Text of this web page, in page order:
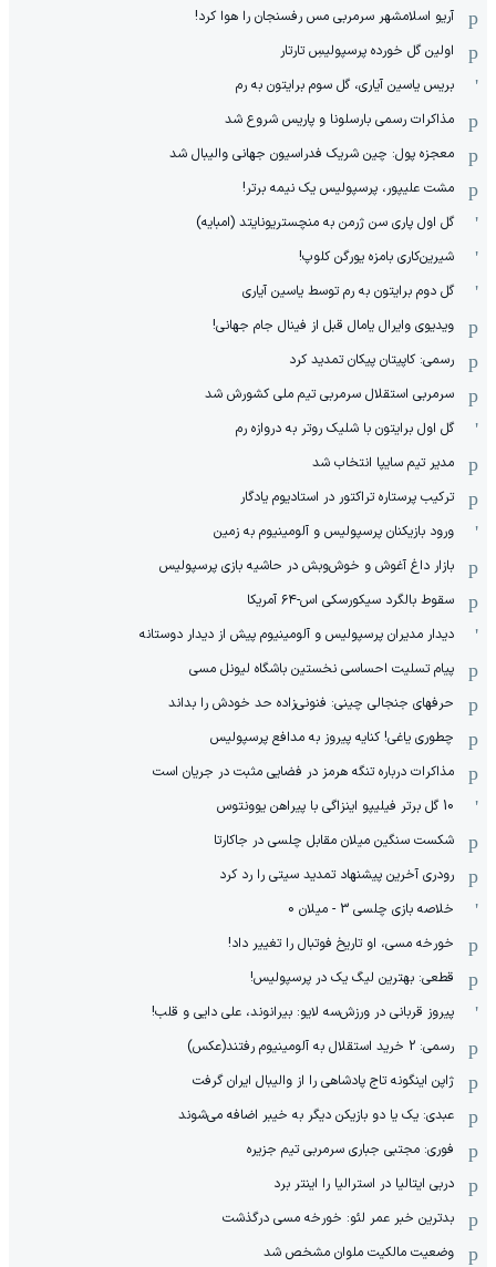
آریو اسلامشهر سرمربی مس رفسنجان را هوا کرد!
اولین گل خورده پرسپولیسِ تارتار
بریس یاسین آیاری، گل سوم برایتون به رم
مذاکرات رسمی بارسلونا و پاریس شروع شد
معجزه پول: چین شریک فدراسیون جهانی والیبال شد
مشت علیپور، پرسپولیس یک نیمه برتر!
گل اول پاری سن ژرمن به منچستریونایتد (امبایه)
شیرین‌کاری بامزه یورگن کلوپ!
گل دوم برایتون به رم توسط یاسین آیاری
ویدیوی وایرال یامال قبل از فینال جام جهانی!
رسمی: کاپیتان پیکان تمدید کرد
سرمربی استقلال سرمربی تیم ملی کشورش شد
گل اول برایتون با شلیک روتر به دروازه رم
مدیر تیم سایپا انتخاب شد
ترکیب پرستاره تراکتور در استادیوم یادگار
ورود بازیکنان پرسپولیس و آلومینیوم به زمین
بازار داغ آغوش و خوش‌و‌بش در حاشیه بازی پرسپولیس
سقوط بالگرد سیکورسکی اس-۶۴ آمریکا
دیدار مدیران پرسپولیس و آلومینیوم پیش از دیدار دوستانه
پیام تسلیت احساسی نخستین باشگاه لیونل مسی
حرفهای جنجالی چینی: فنونی‌زاده حد خودش را بداند
چطوری یاغی! کنایه پیروز به مدافع پرسپولیس
مذاکرات درباره تنگه هرمز در فضایی مثبت در جریان است
10 گل برتر فیلیپو اینزاگی با پیراهن یوونتوس
شکست سنگین میلان مقابل چلسی در جاکارتا
رودری آخرین پیشنهاد تمدید سیتی را رد کرد
خلاصه بازی چلسی 3 - میلان 0
خورخه مسی، او تاریخ فوتبال را تغییر داد!
قطعی: بهترین لیگ یک در پرسپولیس!
پیروز قربانی در ورزش‌سه لایو: بیرانوند، علی دایی و قلب!
رسمی: 2 خرید استقلال به آلومینیوم رفتند(عکس)
ژاپن اینگونه تاج پادشاهی را از والیبال ایران گرفت
عبدی: یک یا دو بازیکن دیگر به خیبر اضافه می‌شوند
فوری: مجتبی جباری سرمربی تیم جزیره
دربی ایتالیا در استرالیا را اینتر برد
بدترین خبر عمر لئو: خورخه مسی درگذشت
وضعیت مالکیت ملوان مشخص شد